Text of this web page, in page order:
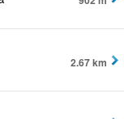
2.67 km